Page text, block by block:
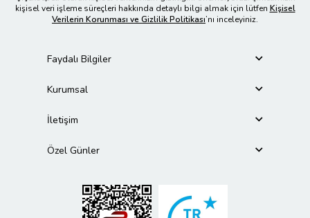
kişisel veri işleme süreçleri hakkında detaylı bilgi almak için lütfen Kişisel
Verilerin Korunması ve Gizlilik Politikası’nı inceleyiniz.
Faydalı Bilgiler
Kurumsal
İletişim
Özel Günler